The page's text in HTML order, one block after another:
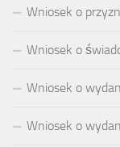
Wniosek o
Wniosek o
Wniosek o
Wniosek o